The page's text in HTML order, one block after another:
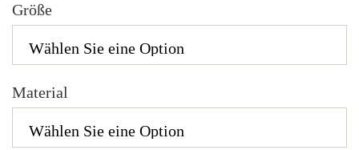
Größe
Material